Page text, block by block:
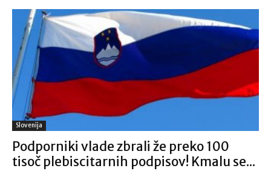
Slovenija
Podporniki vlade zbrali že preko 100
tisoč plebiscitarnih podpisov! Kmalu se...